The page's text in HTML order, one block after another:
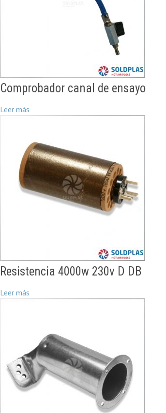
Comprobador canal de ensayo
Leer más
Resistencia 4000w 230v D DB
Leer más